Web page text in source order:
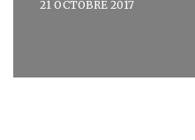
21 OCTOBRE 2017